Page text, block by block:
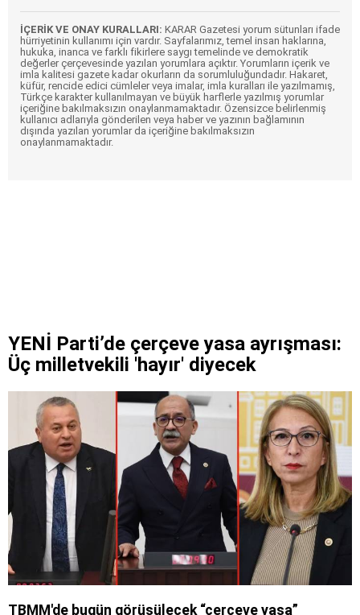
İÇERİK VE ONAY KURALLARI: KARAR Gazetesi yorum sütunları ifade
hürriyetinin kullanımı için vardır. Sayfalarımız, temel insan haklarına,
hukuka, inanca ve farklı fikirlere saygı temelinde ve demokratik
değerler çerçevesinde yazılan yorumlara açıktır. Yorumların içerik ve
imla kalitesi gazete kadar okurların da sorumluluğundadır. Hakaret,
küfür, rencide edici cümleler veya imalar, imla kuralları ile yazılmamış,
Türkçe karakter kullanılmayan ve büyük harflerle yazılmış yorumlar
içeriğine bakılmaksızın onaylanmamaktadır. Özensizce belirlenmiş
kullanıcı adlarıyla gönderilen veya haber ve yazının bağlamının
dışında yazılan yorumlar da içeriğine bakılmaksızın
onaylanmamaktadır.
YENİ Parti’de çerçeve yasa ayrışması:
Üç milletvekili 'hayır' diyecek
TBMM'de bugün görüşülecek “çerçeve yasa”